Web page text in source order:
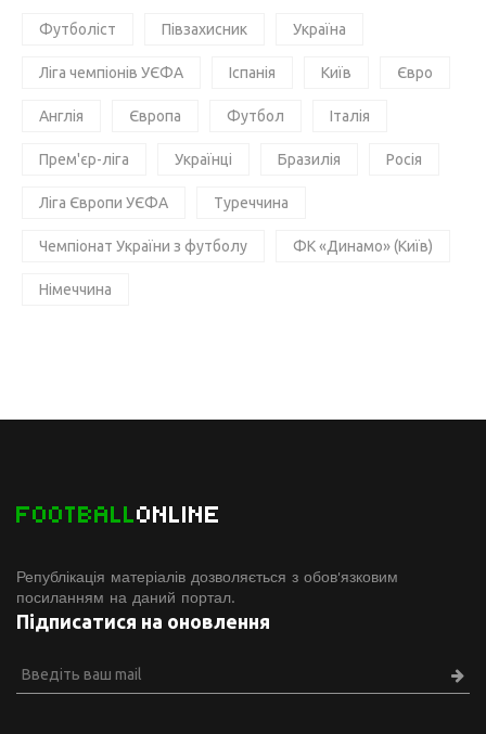
Футболіст Півзахисник Україна
Ліга чемпіонів УЄФА Іспанія Київ Євро
Англія Європа Футбол Італія
Прем'єр-ліга Українці Бразилія Росія
Ліга Європи УЄФА Туреччина
Чемпіонат України з футболу ФК «Динамо» (Київ)
Німеччина
FOOTBALLONLINE
Републікація матеріалів дозволяється з обов'язковим
посиланням на даний портал.
Підписатися на оновлення